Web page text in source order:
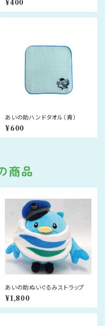
¥400
あいの助ハンドタオル（青）
¥600
商品
あいの助ぬいぐるみストラップ
¥1,800